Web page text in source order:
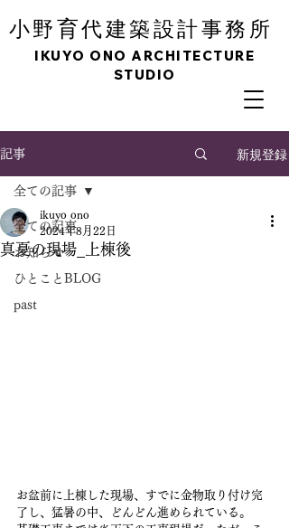
小野育代建築設計事務所
IKUYO ONO ARCHITECTURE
STUDIO
記事 新規登録
全ての記事
お知らせ
ひとことBLOG
past
全ての記事
真夏の現場_上棟後
ikuyo ono
2024年8月22日
お盆前に上棟した現場、すでに金物取り付け完
了し、猛暑の中、どんどん進められている。